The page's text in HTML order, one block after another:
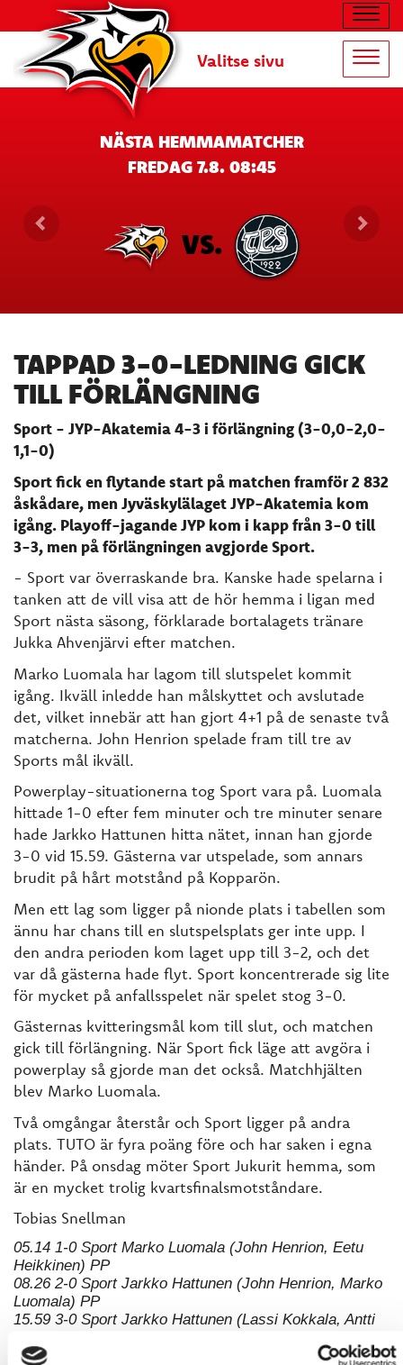
Valitse sivu
NÄSTA HEMMAMATCHER
FREDAG 7.8. 08:45
VS.
TAPPAD 3-0-LEDNING GICK
TILL FÖRLÄNGNING
Sport - JYP-Akatemia 4-3 i förlängning (3-0,0-2,0-
1,1-0)
Sport fick en flytande start på matchen framför 2 832
åskådare, men Jyväskylälaget JYP-Akatemia kom
igång. Playoff-jagande JYP kom i kapp från 3-0 till
3-3, men på förlängningen avgjorde Sport.
- Sport var överraskande bra. Kanske hade spelarna i
tanken att de vill visa att de hör hemma i ligan med
Sport nästa säsong, förklarade bortalagets tränare
Jukka Ahvenjärvi efter matchen.
Marko Luomala har lagom till slutspelet kommit
igång. Ikväll inledde han målskyttet och avslutade
det, vilket innebär att han gjort 4+1 på de senaste två
matcherna. John Henrion spelade fram till tre av
Sports mål ikväll.
Powerplay-situationerna tog Sport vara på. Luomala
hittade 1-0 efter fem minuter och tre minuter senare
hade Jarkko Hattunen hitta nätet, innan han gjorde
3-0 vid 15.59. Gästerna var utspelade, som annars
brudit på hårt motstånd på Kopparön.
Men ett lag som ligger på nionde plats i tabellen som
ännu har chans till en slutspelsplats ger inte upp. I
den andra perioden kom laget upp till 3-2, och det
var då gästerna hade flyt. Sport koncentrerade sig lite
för mycket på anfallsspelet när spelet stog 3-0.
Gästernas kvitteringsmål kom till slut, och matchen
gick till förlängning. När Sport fick läge att avgöra i
powerplay så gjorde man det också. Matchhjälten
blev Marko Luomala.
Två omgångar återstår och Sport ligger på andra
plats. TUTO är fyra poäng före och har saken i egna
händer. På onsdag möter Sport Jukurit hemma, som
är en mycket trolig kvartsfinalsmotståndare.
Tobias Snellman
05.14 1-0 Sport Marko Luomala (John Henrion, Eetu
Heikkinen) PP
08.26 2-0 Sport Jarkko Hattunen (John Henrion, Marko
Luomala) PP
15.59 3-0 Sport Jarkko Hattunen (Lassi Kokkala, Antti
26.59 3-1 JYP-A Valtteri Hotakainen (Aleksi Salonen,